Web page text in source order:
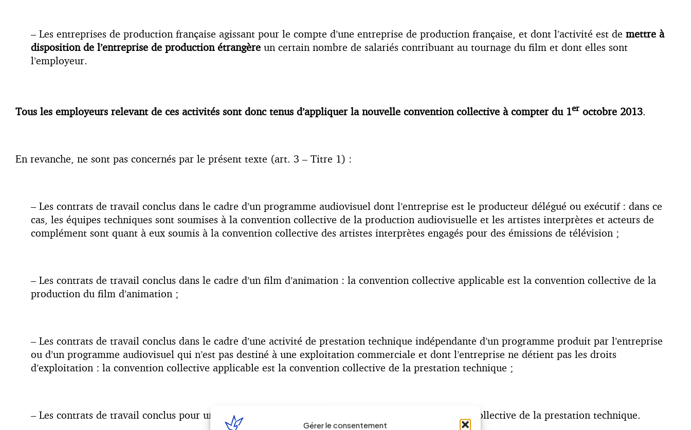
Gérer le consentement
– Les entreprises de production française agissant pour le compte d’une entreprise de production française, et dont l’activité est de mettre à
disposition de l’entreprise de production étrangère un certain nombre de salariés contribuant au tournage du film et dont elles sont
l’employeur.
Tous les employeurs relevant de ces activités sont donc tenus d’appliquer la nouvelle convention collective à compter du 1er octobre 2013.
En revanche, ne sont pas concernés par le présent texte (art. 3 – Titre 1) :
– Les contrats de travail conclus dans le cadre d’un programme audiovisuel dont l’entreprise est le producteur délégué ou exécutif : dans ce
cas, les équipes techniques sont soumises à la convention collective de la production audiovisuelle et les artistes interprètes et acteurs de
complément sont quant à eux soumis à la convention collective des artistes interprètes engagés pour des émissions de télévision ;
– Les contrats de travail conclus dans le cadre d’un film d’animation : la convention collective applicable est la convention collective de la
production du film d’animation ;
– Les contrats de travail conclus dans le cadre d’une activité de prestation technique indépendante d’un programme produit par l’entreprise
ou d’un programme audiovisuel qui n’est pas destiné à une exploitation commerciale et dont l’entreprise ne détient pas les droits
d’exploitation : la convention collective applicable est la convention collective de la prestation technique ;
– Les contrats de travail conclus pour une activité de doublage, elle aussi régie par la convention collective de la prestation technique.